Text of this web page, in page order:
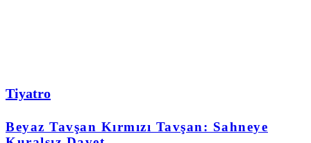
Tiyatro
Beyaz Tavşan Kırmızı Tavşan: Sahneye